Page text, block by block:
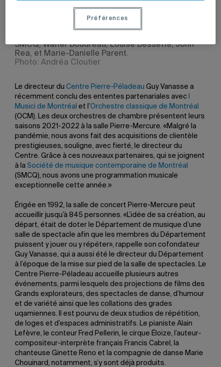
L’Homme/Papillon
donné en 2015, à la Salle Pierre-Mercure du
SMCQ, Walter Boudreau, Louise Bessette, John
Rea, et Marie-Danielle Parent.
Photo: Andréa Cloutier
Le directeur du Centre Pierre-Péladeau Guy Vanasse a
récemment conclu des ententes partenariales avec
Musici de Montréal et l’Orchestre classique de Montréal
(OCM). Les deux orchestres de chambre présentent leurs
saisons 2021-2022 à la salle Pierre-Mercure. «Malgré la
pandémie, nous avons fait des acquisitions de clientèle
prestigieuses, souligne, avec fierté, le directeur du
Centre. Grâce à ces nouveaux partenaires, qui se joignent
à la Société de musique contemporaine de Montréal
(SMCQ), nous avons une programmation musicale
exceptionnelle cette année.»
Érigée en 1992, la salle de concert Pierre-Mercure peut
accueillir jusqu’à 845 personnes. «L’idée de sa création, au
départ, était de doter le Département de musique d’une
salle de spectacle afin que les membres du Département
puissent y jouer ou y répéter», rappelle son cofondateur
Guy Vanasse, qui a aussi été le directeur du Département
à l’époque de la mise sur pied de la salle de spectacles. Le
Centre Pierre-Péladeau accueille plusieurs autres
événements, parmi lesquels des projections de films des
Grands explorateurs, des spectacles de danse, d’humour
et de variété ainsi que les collations des grades
uqamiennes. Il est pourvu de deux studios de répétition,
de loges et d’espaces administratifs. Le pianiste Alain
Lefèvre, le conteur Fred Pellerin, le cirque Éloize, l’auteur-
compositeur-interprète français Francis Cabrel, la
chanteuse Ginette Reno et la compagnie de danse Marie
Chouinard, notamment, s’y sont déjà produits.
Préférences